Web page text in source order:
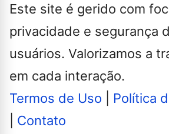
Este site é gerido com
privacidade e segurança
usuários. Valorizamos a
em cada interação.
Termos de Uso
Política
Contato